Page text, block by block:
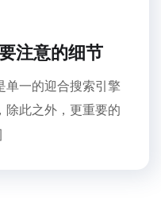
注意的细节
单一的迎合搜索引擎
除此之外，更重要的